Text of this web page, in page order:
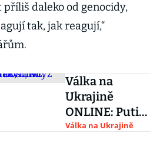
příliš daleko od genocidy,
tak, jak reagují,“
Válka na
Ukrajině
ONLINE: Putin
cítí
Válka na Ukrajině